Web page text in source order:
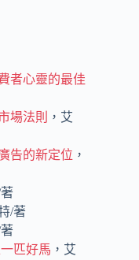
者心靈的最佳
場法則
，艾
告的新定位 ，
/著
匹好馬 ，艾